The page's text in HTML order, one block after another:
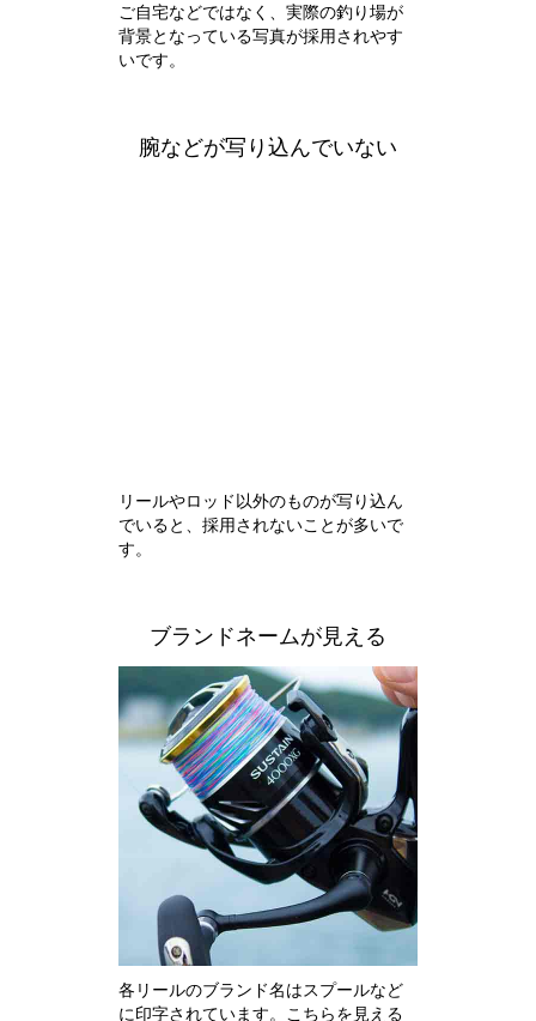
ご自宅などではなく、実際の釣り場が
背景となっている写真が採用されやす
いです。
腕などが写り込んでいない
リールやロッド以外のものが写り込ん
でいると、採用されないことが多いで
す。
ブランドネームが見える
各リールのブランド名はスプールなど
に印字されています。こちらを見える